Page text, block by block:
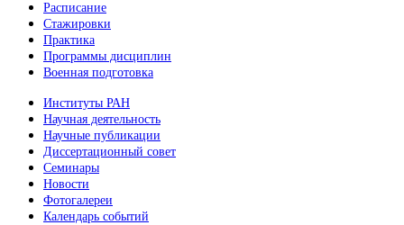
Расписание
Стажировки
Практика
Программы дисциплин
Военная подготовка
Институты РАН
Научная деятельность
Научные публикации
Диссертационный совет
Семинары
Новости
Фотогалереи
Календарь событий